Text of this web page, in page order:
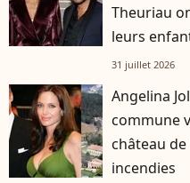
Theuriau
leurs
31 juillet 2026
Angelina
commune
château
incendies